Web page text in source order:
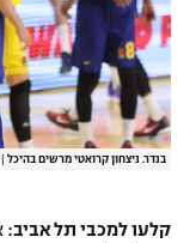
בנדר. ניצחון קרואטי מרשים בהיכל
קלעו למכבי תל אביב: